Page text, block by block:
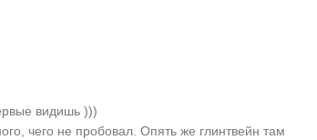
видишь )))
чего не пробовал. Опять же глинтвейн там